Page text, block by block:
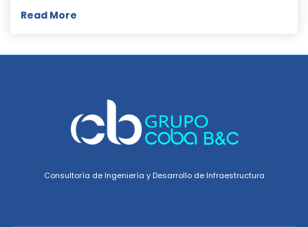
Read More
Consultoría de Ingeniería y Desarrollo de Infraestructura